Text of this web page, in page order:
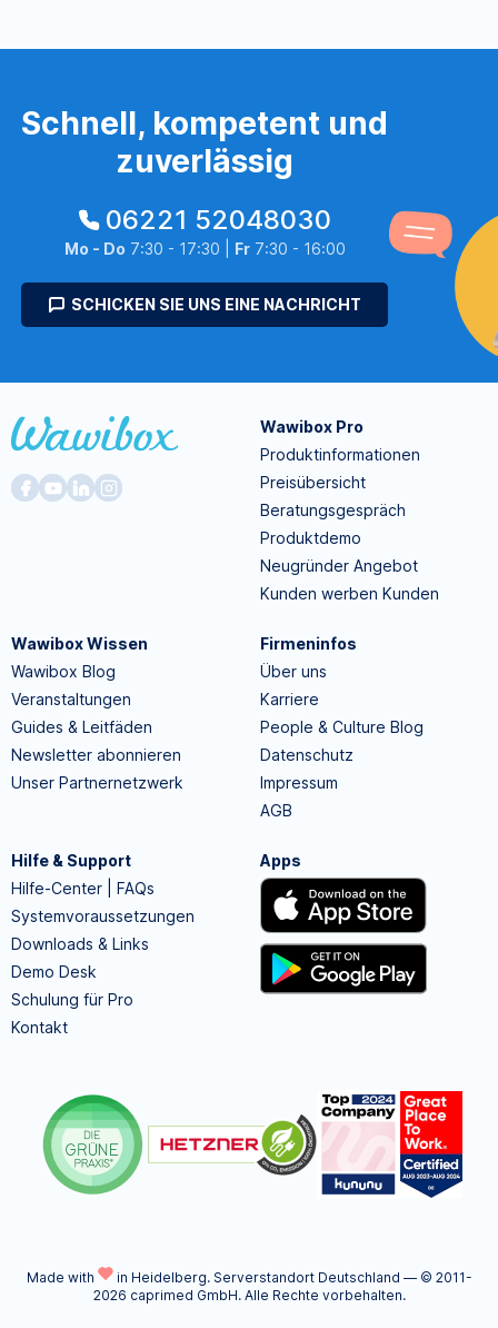
Schnell, kompetent und
zuverlässig
06221 52048030
Mo - Do 7:30 - 17:30 | Fr7:30 - 16:00
SCHICKEN SIE UNS EINE NACHRICHT
Wawibox Pro
Produktinformationen
Preisübersicht
Beratungsgespräch
Produktdemo
Neugründer Angebot
Kunden werben Kunden
Wawibox Wissen
Wawibox Blog
Veranstaltungen
Guides & Leitfäden
Newsletter abonnieren
Unser Partnernetzwerk
Firmeninfos
Über uns
Karriere
People & Culture Blog
Datenschutz
Impressum
AGB
Hilfe & Support
Hilfe-Center | FAQs
Systemvoraussetzungen
Downloads & Links
Demo Desk
Schulung für Pro
Kontakt
Apps
Made with in Heidelberg. Serverstandort Deutschland — © 2011-
2026 caprimed GmbH. Alle Rechte vorbehalten.